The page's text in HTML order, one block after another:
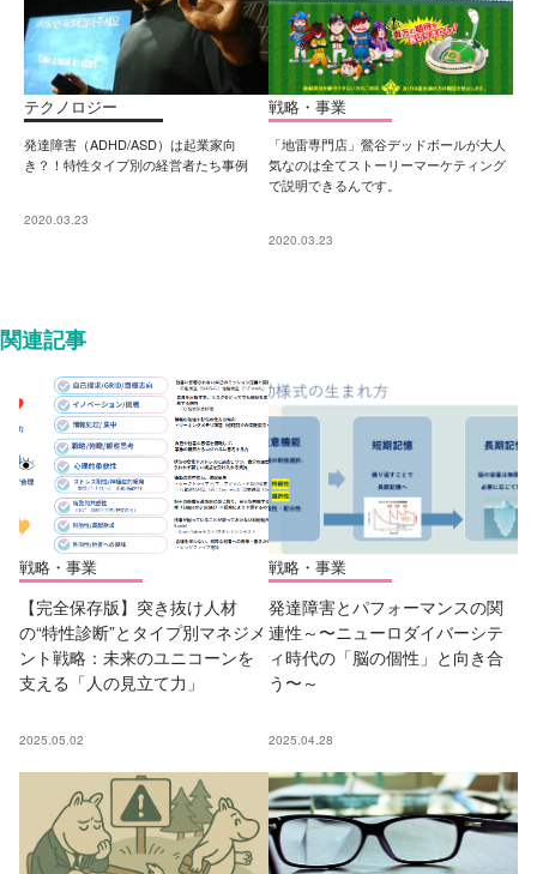
テクノロジー
発達障害（ADHD/ASD）は起業家向
き？！特性タイプ別の経営者たち事例
2020.03.23
戦略・事業
「地雷専門店」鶯谷デッドボールが大人
気なのは全てストーリーマーケティング
で説明できるんです。
2020.03.23
関連記事
戦略・事業
【完全保存版】突き抜け人材
の“特性診断”とタイプ別マネジメ
ント戦略：未来のユニコーンを
支える「人の見立て力」
2025.05.02
戦略・事業
発達障害とパフォーマンスの関
連性～〜ニューロダイバーシテ
ィ時代の「脳の個性」と向き合
う〜～
2025.04.28